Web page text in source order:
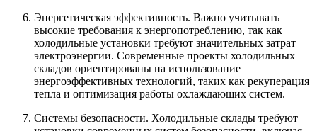
Энергетическая эффективность. Важно учитывать
высокие требования к энергопотреблению, так как
холодильные установки требуют значительных затрат
электроэнергии. Современные проекты холодильных
складов ориентированы на использование
энергоэффективных технологий, таких как рекуперация
тепла и оптимизация работы охлаждающих систем.
Системы безопасности. Холодильные склады требуют